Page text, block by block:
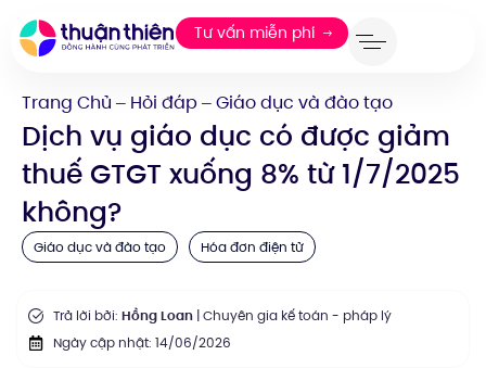
Tư vấn miễn phí
Trang Chủ — Hỏi đáp — Giáo dục và đào tạo
Dịch vụ giáo dục có được giảm
thuế GTGT xuống 8% từ 1/7/2025
không?
Giáo dục và đào tạo Hóa đơn điện tử
Trả lời bởi: Hồng Loan| Chuyên gia kế toán - pháp lý
Ngày cập nhật: 14/06/2026